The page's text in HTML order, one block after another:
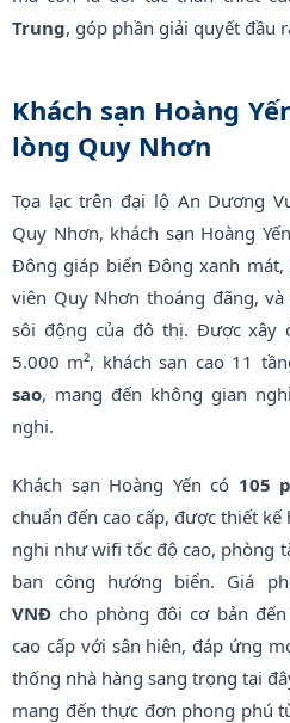
Trung, góp phần giải quyết đầu
Khách sạn Hoàng
lòng Quy Nhơn
Tọa lạc trên đại lộ An Dương
Quy Nhơn, khách sạn Hoàng
Đông giáp biển Đông xanh mát,
viên Quy Nhơn thoáng đãng,
sôi động của đô thị. Được xây
5.000 m², khách sạn cao 11
sao, mang đến không gian
nghi.
Khách sạn Hoàng Yến có 105
chuẩn đến cao cấp, được thiết
nghi như wifi tốc độ cao, phòng
ban công hướng biển. Giá
VNĐ cho phòng đôi cơ bản đến
cao cấp với sân hiên, đáp ứng
thống nhà hàng sang trọng tại
mang đến thực đơn phong phú